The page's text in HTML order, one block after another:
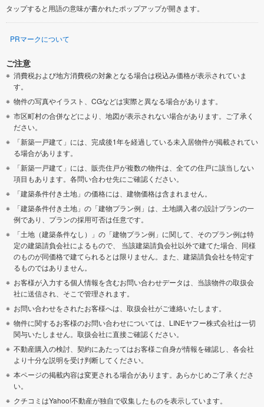
タップすると用語の意味が書かれたポップアップが開きます。
PRマークについて
ご注意
消費税および地方消費税の対象となる場合は税込み価格が表示されていま
す。
物件の写真やイラスト、CGなどは実際と異なる場合があります。
市区町村の合併などにより、地図が表示されない場合があります。ご了承く
ださい。
「新築一戸建て」には、完成後1年を経過している未入居物件が掲載されてい
る場合があります。
「新築一戸建て」には、販売住戸が複数の物件は、全ての住戸に該当しない
項目もあります。各問い合わせ先にご確認ください。
「建築条件付き土地」の価格には、建物価格は含まれません。
「建築条件付き土地」の「建物プラン例」は、土地購入者の設計プランの一
例であり、プランの採用可否は任意です。
「土地（建築条件なし）」の「建物プラン例」に関して、そのプラン例は特
定の建築請負会社によるもので、 当該建築請負会社以外で建てた場合、同様
のものが同価格で建てられるとは限りません。また、建築請負会社を特定す
るものではありません。
お客様が入力する個人情報を含むお問い合わせデータは、当該物件の取扱会
社に送信され、そこで管理されます。
お問い合わせをされたお客様へは、取扱会社がご連絡いたします。
物件に関するお客様のお問い合わせについては、LINEヤフー株式会社は一切
関与いたしません。取扱会社に直接ご確認ください。
不動産購入の検討、契約にあたってはお客様ご自身が情報を確認し、各会社
より十分な説明を受け判断してください。
本ページの掲載内容は変更される場合があります。あらかじめご了承くださ
い。
クチコミはYahoo!不動産が独自で収集したものを表示しています。